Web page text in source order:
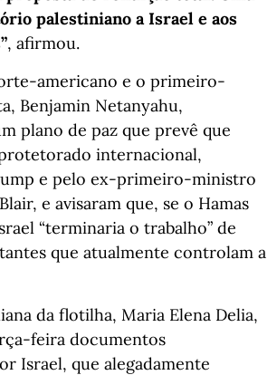
palestiniano a Israel e aos
, afirmou.
americano e o primeiro-
Benjamin Netanyahu,
plano de paz que prevê que
internacional,
e pelo ex-primeiro-ministro
e avisaram que, se o Hamas
“terminaria o trabalho” de
que atualmente controlam a
da flotilha, Maria Elena Delia,
feira documentos
Israel, que alegadamente